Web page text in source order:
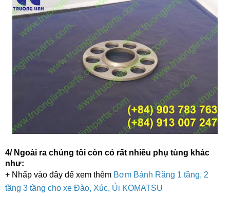
4/ Ngoài ra chúng tôi còn có rất nhiều phụ tùng khác
như:
+ Nhấp vào đây để xem thêm Bơm Bánh Răng 1 tầng, 2
tầng 3 tầng cho xe Đào, Xúc, Ủi KOMATSU